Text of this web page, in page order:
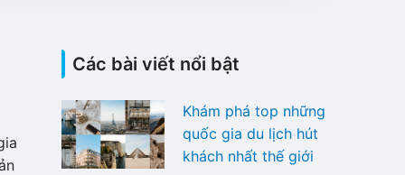
Các bài viết nổi bật
Khám phá top những
quốc gia du lịch hút
khách nhất thế giới